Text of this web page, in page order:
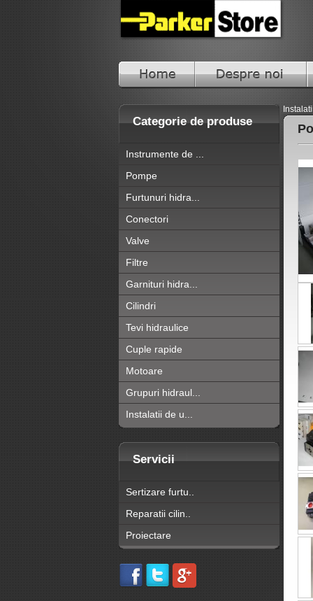
Categorie de produse
Instrumente de ...
Pompe
Furtunuri hidra...
Conectori
Valve
Filtre
Garnituri hidra...
Cilindri
Tevi hidraulice
Cuple rapide
Motoare
Grupuri hidraul...
Instalatii de u...
Servicii
Sertizare furtu..
Reparatii cilin..
Proiectare